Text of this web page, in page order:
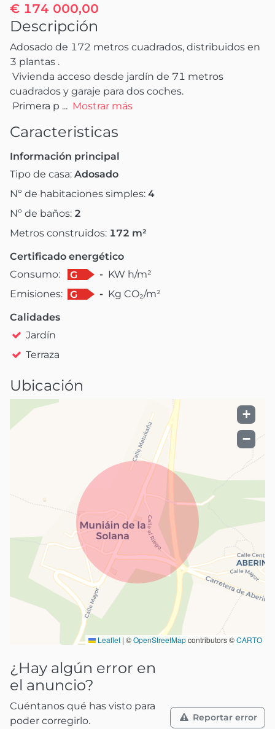
€ 174 000,00
Descripción
Adosado de 172 metros cuadrados, distribuidos en
3 plantas .
cuadrados y garaje para dos coches.
Primera p ... Mostrar más
Caracteristicas
Información principal
Tipo de casa: Adosado
Nº de habitaciones simples: 4
Nº de baños: 2
Metros construidos: 172 m²
Certificado energético
Consumo:
G - KW h/m²
Emisiones:
G - Kg CO₂/m²
Calidades
Jardín
Terraza
Ubicación
+
−
Leaflet | ©OpenStreetMapcontributors ©CARTO
¿Hay algún error en
el anuncio?
Cuéntanos qué has visto para
poder corregirlo.
Reportar error